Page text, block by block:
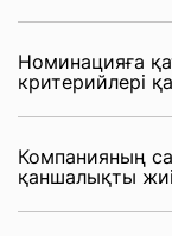
Номинацияға
критерийлері
Компанияның
қаншалықты